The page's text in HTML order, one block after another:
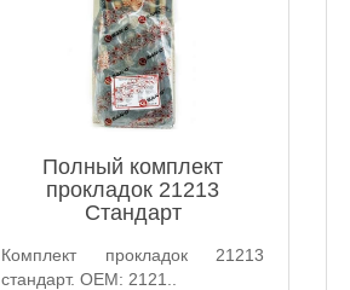
Полный комплект
прокладок 21213
Стандарт
Комплект прокладок 21213
стандарт. ОЕМ: 2121..